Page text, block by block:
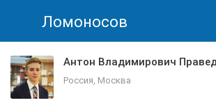
Ломоносов
Антон Владимирович
Россия, Москва